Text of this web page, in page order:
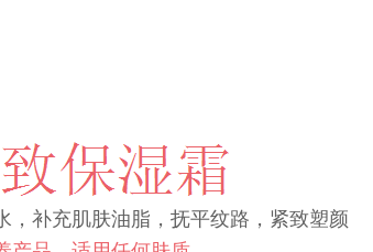
，补充肌肤油脂，抚平纹路，紧致塑颜